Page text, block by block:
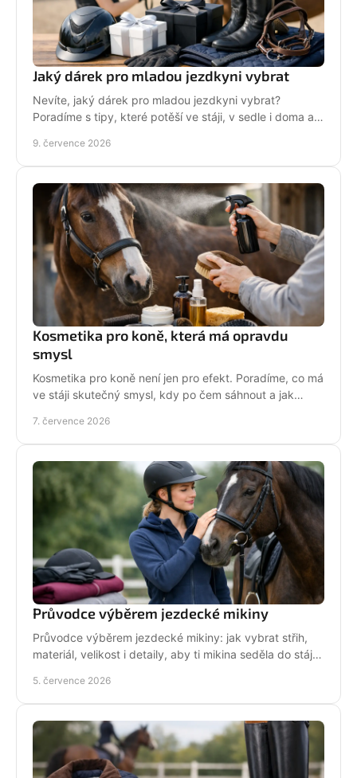
Jaký dárek pro mladou jezdkyni vybrat
Nevíte, jaký dárek pro mladou jezdkyni vybrat?
Poradíme s tipy, které potěší ve stáji, v sedle i doma a
9. července 2026
Kosmetika pro koně, která má opravdu
smysl
Kosmetika pro koně není jen pro efekt. Poradíme, co má
ve stáji skutečný smysl, kdy po čem sáhnout a jak
7. července 2026
Průvodce výběrem jezdecké mikiny
Průvodce výběrem jezdecké mikiny: jak vybrat střih,
materiál, velikost i detaily, aby ti mikina seděla do stáje,
5. července 2026